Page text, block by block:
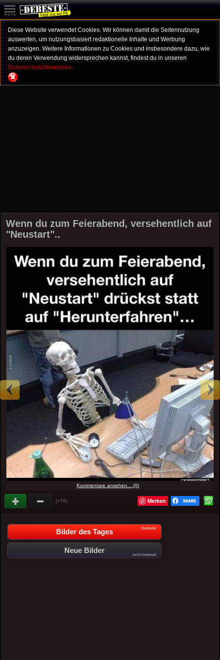
Diese Website verwendet Cookies. Wir können damit die Seitennutzung
auswerten, um nutzungsbasiert redaktionelle Inhalte und Werbung
anzuzeigen. Weitere Informationen zu Cookies und insbesondere dazu, wie
du deren Verwendung widersprechen kannst, findest du in unseren
Datenschutzhinweisen.
Wenn du zum Feierabend, versehentlich auf
"Neustart"..
Kommentare ansehen... (0)
(+76) Merken
Bilder des Tages Startseite
Neue Bilder
nicht moderiert